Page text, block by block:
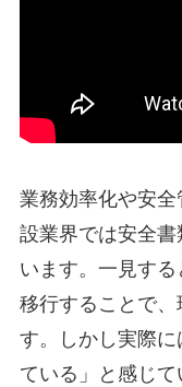
業務効率化や安
設業界では安全
います。一見す
移行することで
す。しかし実際に
ている」と感じて